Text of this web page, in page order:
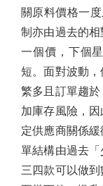
關原料價格一
制亦由過去的
一個價，下個
短。面對波動
繁多且訂單趨
加庫存風險，
定供應商關係
單結構由過去
三四款可以做